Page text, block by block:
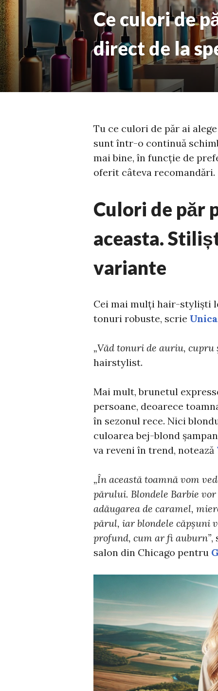
Ce culori de
direct de la
Tu ce culori de păr ai
sunt într-o continuă
mai bine, în funcție de
oferit câteva recomandări.
Culori de păr
aceasta.
variante
Cei mai mulți hair-styliști
tonuri robuste, scrie Unica
„Văd tonuri de auriu, cupru
hairstylist.
Mai mult, brunetul
persoane, deoarece
în sezonul rece. Nici
culoarea bej-blond
va reveni în trend, notează
„În această toamnă vom
părului. Blondele Barbie
adăugarea de caramel,
părul, iar blondele căpșuni
profund, cum ar fi auburn”,
salon din Chicago pentru